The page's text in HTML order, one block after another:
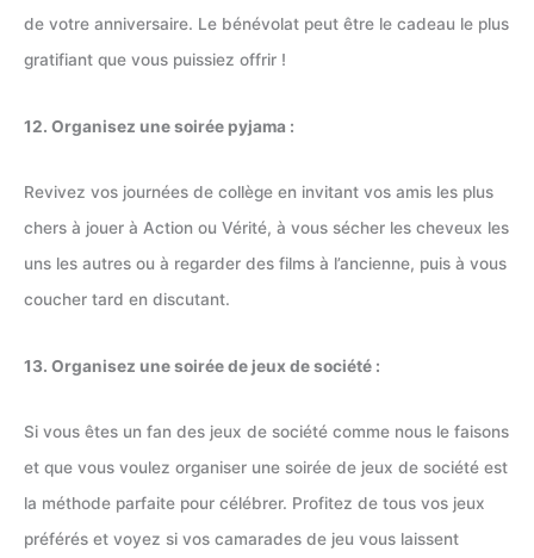
de votre anniversaire. Le bénévolat peut être le cadeau le plus
gratifiant que vous puissiez offrir !
12. Organisez une soirée pyjama :
Revivez vos journées de collège en invitant vos amis les plus
chers à jouer à Action ou Vérité, à vous sécher les cheveux les
uns les autres ou à regarder des films à l’ancienne, puis à vous
coucher tard en discutant.
13. Organisez une soirée de jeux de société :
Si vous êtes un fan des jeux de société comme nous le faisons
et que vous voulez organiser une soirée de jeux de société est
la méthode parfaite pour célébrer. Profitez de tous vos jeux
préférés et voyez si vos camarades de jeu vous laissent